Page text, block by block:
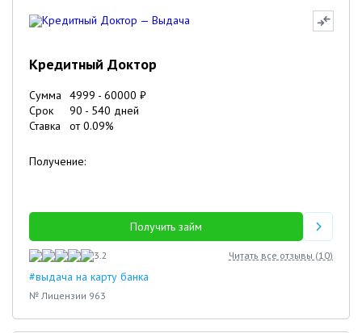
Кредитный Доктор
Сумма 4999 - 60000 ₽
Срок
90 - 540 дней
Ставка
от0.09%
Получение:
Получить займ
3.2 Читать все отзывы (10)
#выдача на карту банка
№ Лицензии 963